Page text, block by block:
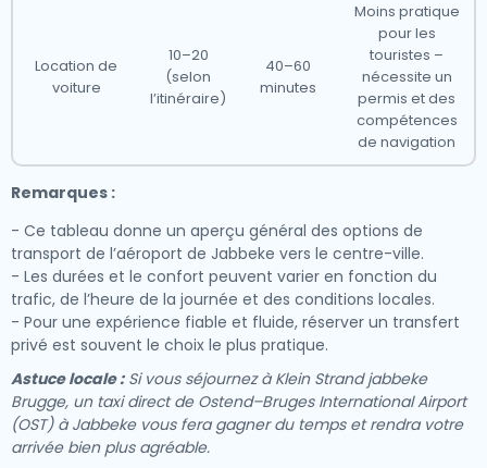
Location de
voiture
10–20
(selon
l’itinéraire)
40–60
minutes
Moins pratique
pour les
touristes –
nécessite un
permis et des
compétences
de navigation
Remarques :
- Ce tableau donne un aperçu général des options de
transport de l’aéroport de Jabbeke vers le centre-ville.
- Les durées et le confort peuvent varier en fonction du
trafic, de l’heure de la journée et des conditions locales.
- Pour une expérience fiable et fluide, réserver un transfert
privé est souvent le choix le plus pratique.
Astuce locale :Si vous séjournez à Klein Strand jabbeke
Brugge, un taxi direct de Ostend–Bruges International Airport
(OST) à Jabbeke vous fera gagner du temps et rendra votre
arrivée bien plus agréable.